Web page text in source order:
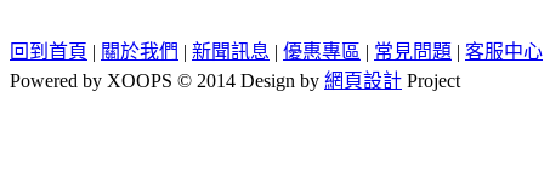
回到首頁 | 關於我們 | 新聞訊息 | 優惠專區 | 常見問題 | 客服中心
Powered by XOOPS © 2014 Design by 網頁設計 Project